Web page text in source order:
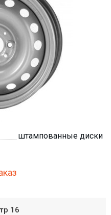
штампованные диски
16